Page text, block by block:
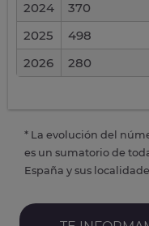
2024
370
2025
498
2026
280
* La evolución del
es un sumatorio de
España y sus